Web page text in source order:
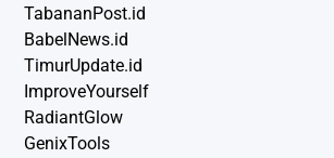
TabananPost.id
BabelNews.id
TimurUpdate.id
ImproveYourself
RadiantGlow
GenixTools